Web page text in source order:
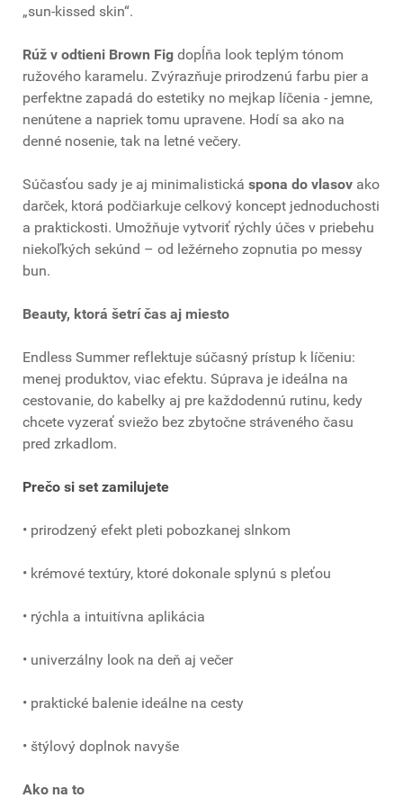
„sun-kissed skin“.
Rúž v odtieni Brown Fig dopĺňa look teplým tónom
ružového karamelu. Zvýrazňuje prirodzenú farbu pier a
perfektne zapadá do estetiky no mejkap líčenia - jemne,
nenútene a napriek tomu upravene. Hodí sa ako na
denné nosenie, tak na letné večery.
Súčasťou sady je aj minimalistická spona do vlasov ako
darček, ktorá podčiarkuje celkový koncept jednoduchosti
a praktickosti. Umožňuje vytvoriť rýchly účes v priebehu
niekoľkých sekúnd – od ležérneho zopnutia po messy
bun.
Beauty, ktorá šetrí čas aj miesto
Endless Summer reflektuje súčasný prístup k líčeniu:
menej produktov, viac efektu. Súprava je ideálna na
cestovanie, do kabelky aj pre každodennú rutinu, kedy
chcete vyzerať sviežo bez zbytočne stráveného času
pred zrkadlom.
Prečo si set zamilujete
• prirodzený efekt pleti pobozkanej slnkom
• krémové textúry, ktoré dokonale splynú s pleťou
• rýchla a intuitívna aplikácia
• univerzálny look na deň aj večer
• praktické balenie ideálne na cesty
• štýlový doplnok navyše
Ako na to